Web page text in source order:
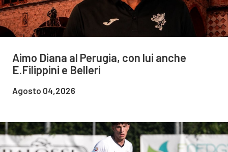
Aimo Diana al Perugia, con lui anche
E.Filippini e Belleri
Agosto 04,2026